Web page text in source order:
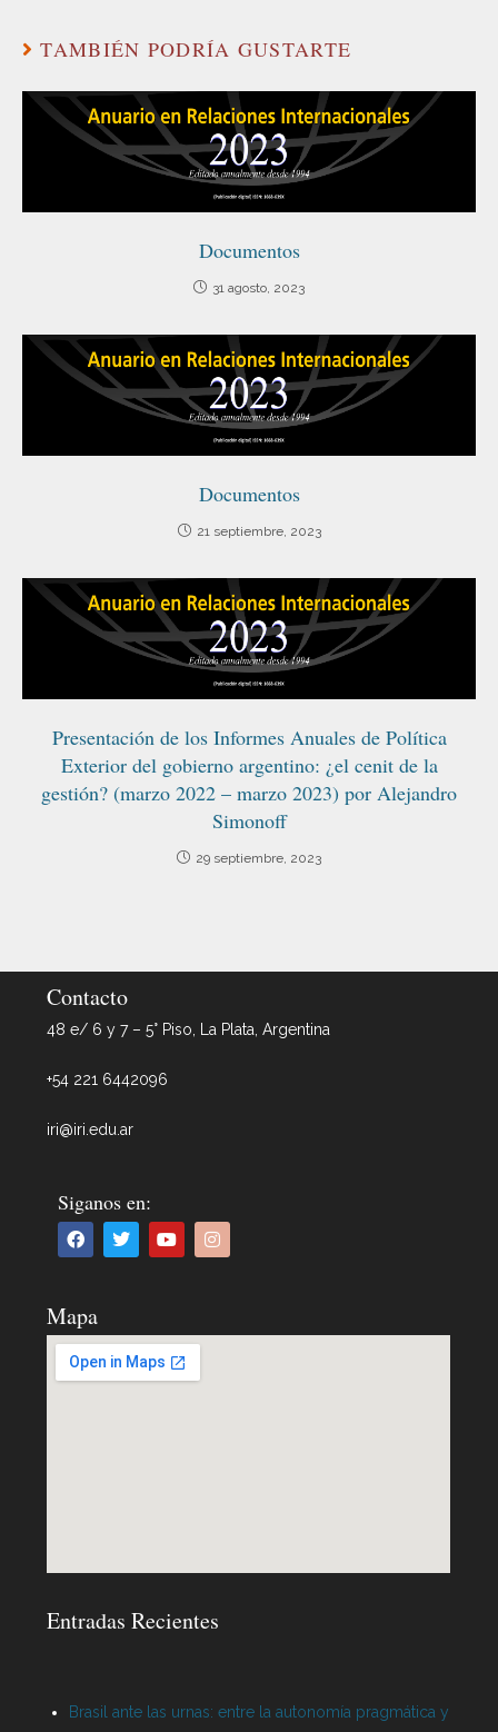
TAMBIÉN PODRÍA GUSTARTE
Documentos
31 agosto, 2023
Documentos
21 septiembre, 2023
Presentación de los Informes Anuales de Política
Exterior del gobierno argentino: ¿el cenit de la
gestión? (marzo 2022 – marzo 2023) por Alejandro
Simonoff
29 septiembre, 2023
Contacto
48 e/ 6 y 7 – 5° Piso, La Plata, Argentina
+54 221 6442096
iri@iri.edu.ar
Siganos en:
Mapa
Entradas Recientes
Brasil ante las urnas: entre la autonomía pragmática y